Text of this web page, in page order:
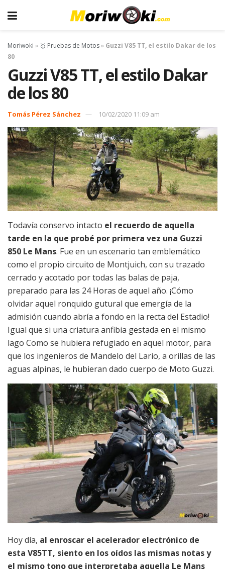
Moriwoki » 🥇 Pruebas de Motos» Guzzi V85 TT, el estilo Dakar de los
80
Guzzi V85 TT, el estilo Dakar
de los 80
Tomás Pérez Sánchez 10/02/2020 11:09 am
Todavía conservo intacto el recuerdo de aquella
tarde en la que probé por primera vez una Guzzi
850 Le Mans. Fue en un escenario tan emblemático
como el propio circuito de Montjuich, con su trazado
cerrado y acotado por todas las balas de paja,
preparado para las 24 Horas de aquel año. ¡Cómo
olvidar aquel ronquido gutural que emergía de la
admisión cuando abría a fondo en la recta del Estadio!
Igual que si una criatura anfibia gestada en el mismo
lago Como se hubiera refugiado en aquel motor, para
que los ingenieros de Mandelo del Lario, a orillas de las
aguas alpinas, le hubieran dado cuerpo de Moto Guzzi.
Hoy día, al enroscar el acelerador electrónico de
esta V85TT, siento en los oídos las mismas notas y
el mismo tono que interpretaba aquella Le Mans